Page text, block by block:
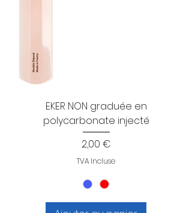
EKER NON graduée en
polycarbonate injecté
Prix
2,00 €
TVA Incluse